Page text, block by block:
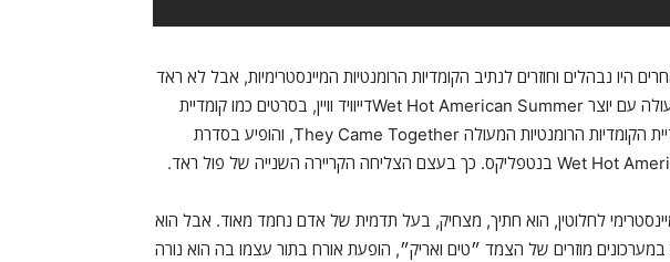
היו נבהלים וחוזרים לנתיב הקומדיות הרומנטיות המיינסטרימיות, אבל לא ראד
, הוא פעל אחרת. ראד המשיך לשתף פעולה עם יוצר Wet Hot American Summerדייוויד וויין, בסרטים כמו קומדיית
המערכונים המטורפת The Ten, ופארודיית הקומדיות הרומנטיות המעולה They Came Together, והופיע בסדרת
לחלוטין, הוא חתיך, מצחיק, בעל תדמית של אדם נחמד מאוד. אבל הוא
מוזרים של הצמד ״טים ואריק״, הופעת אורח בתור עצמו בה הוא נורה